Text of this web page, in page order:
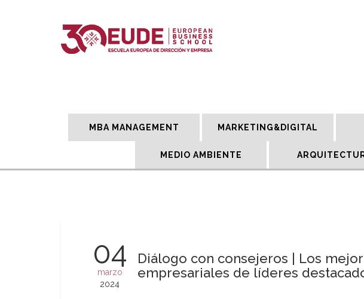
MBA MANAGEMENT MARKETING&DIGITAL
MEDIO AMBIENTE
04
marzo
2024
Diálogo con consejeros | Los
empresariales de líderes